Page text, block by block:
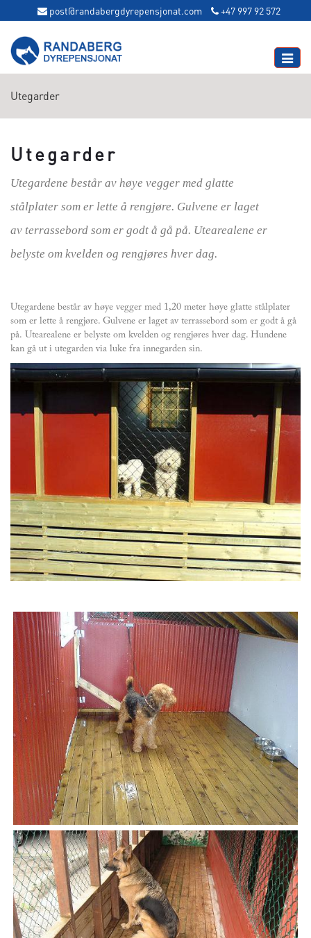
post@randabergdyrepensjonat.com +47 997 92 572
Toggle
Utegarder
Utegarder
Utegardene består av høye vegger med glatte
stålplater som er lette å rengjøre. Gulvene er laget
av terrassebord som er godt å gå på. Utearealene er
belyste om kvelden og rengjøres hver dag.
Utegardene består av høye vegger med 1,20 meter høye glatte stålplater
som er lette å rengjøre. Gulvene er laget av terrassebord som er godt å gå
på. Utearealene er belyste om kvelden og rengjøres hver dag. Hundene
kan gå ut i utegarden via luke fra innegarden sin.